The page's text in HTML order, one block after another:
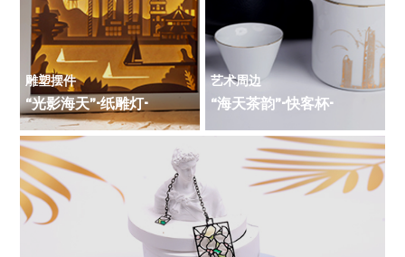
雕塑摆件
“光影海天”-纸雕灯-
艺术周边
“海天茶韵”-快客杯-